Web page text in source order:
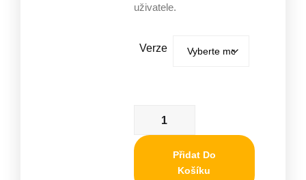
uživatele.
Verze
Přidat Do
Košíku